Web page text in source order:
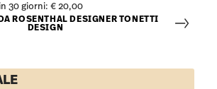
30 giorni:€ 20,00
ROSENTHAL DESIGNER TONETTI
DESIGN